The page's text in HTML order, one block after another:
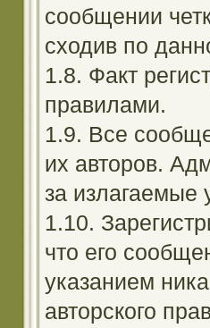
сообщении
сходив по
1.8. Факт
правилами.
1.9. Все
их авторов.
за излагаемые
1.10.
что его
указанием
авторского